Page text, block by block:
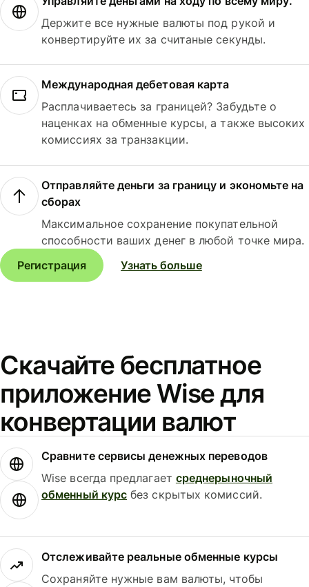
Держите все нужные валюты под рукой и
конвертируйте их за считаные секунды.
Международная дебетовая карта
Расплачиваетесь за границей? Забудьте о
наценках на обменные курсы, а также высоких
комиссиях за транзакции.
Отправляйте деньги за границу и экономьте на
сборах
Максимальное сохранение покупательной
способности ваших денег в любой точке мира.
Регистрация
Узнать больше
Скачайте бесплатное
приложение Wise для
конвертации валют
Сравните сервисы денежных переводов
Wise всегда предлагает среднерыночный
обменный курс без скрытых комиссий.
Отслеживайте реальные обменные курсы
Сохраняйте нужные вам валюты, чтобы